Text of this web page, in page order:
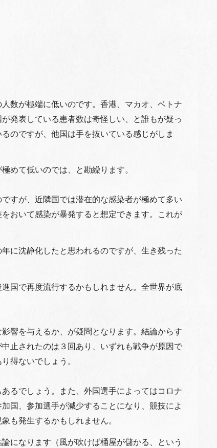
数が極端に低いのです。香港、マカオ、ベトナ
発表している患者数は奇怪しい、と誰もが疑っ
のですが、他国は手を抜いている感じがしま
めて低いのでは、と勘繰ります。
すが、近隣国では潜在的な感染者が極めて多い
おいて感染が暴発すると想定できます。これが
に沈静化したと思われるのですが、生き残った
国で再度流行するかもしれません。全世界が底
響を与えるか、が疑問となります。結論からす
止されたのは３回あり、いずれも戦争が原因で
得ないでしょう。
るでしょう。また、外国選手によってはコロナ
国、参加選手が減少することになり、競技によ
も発生するかもしれません。
になります（風が吹けば桶屋が儲かる、という